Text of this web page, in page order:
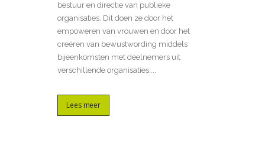
bestuur en directie van publieke
organisaties. Dit doen ze door het
empoweren van vrouwen en door het
creëren van bewustwording middels
bijeenkomsten met deelnemers uit
verschillende organisaties....
Lees meer